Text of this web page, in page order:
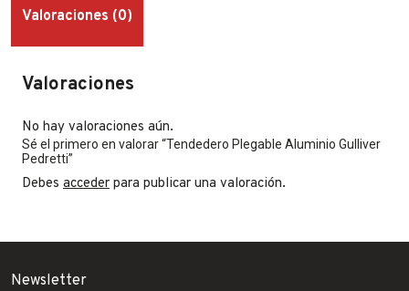
Valoraciones (0)
Valoraciones
No hay valoraciones aún.
Sé el primero en valorar “Tendedero Plegable Aluminio Gulliver
Pedretti”
Debes acceder para publicar una valoración.
Newsletter